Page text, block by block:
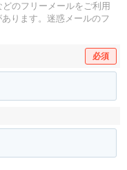
のフリーメールをご利用
ります。 迷惑メールのフ
必須